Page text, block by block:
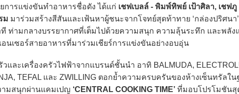
ารแข่งขันทำอาหารชื่อดัง ได้แก่ เชฟเบลล์ - พิมพ์ทิพย์ เป้าศิลา, เชฟภู
ม มาร่วมสร้างสีสันและเฟ้นหาผู้ชนะจากโจทย์สุดท้าทาย ‘กล่องปริศนา
ท่ามกลางบรรยากาศที่เต็มไปด้วยความสนุก ความลุ้นระทึก และพลัง
นเซอร์สายอาหารที่มาร่วมเชียร์การแข่งขันอย่างอบอุ่น
ะเครื่องครัวไฟฟ้าจากแบรนด์ชั้นนำ อาทิ BALMUDA,
TEFAL และ ZWILLING ตอกย้ำความครบครันของห้างเซ็นทรัลใน
ามสนุกผ่านแคมเปญ ‘CENTRAL COOKING TIME’ ที่มอบโปรโมชันสุ